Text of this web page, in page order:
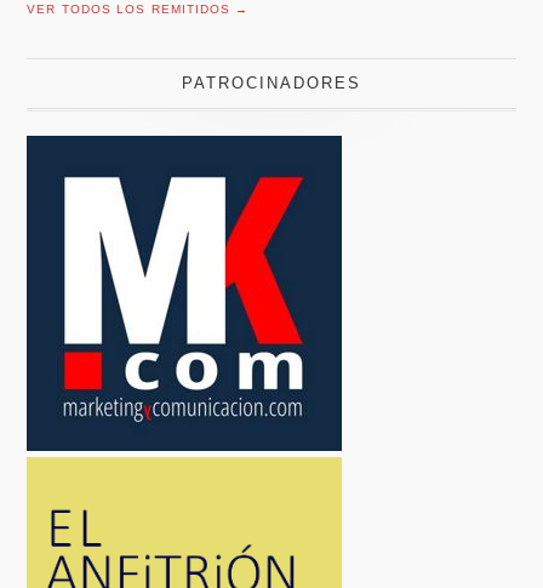
VER TODOS LOS REMITIDOS →
PATROCINADORES